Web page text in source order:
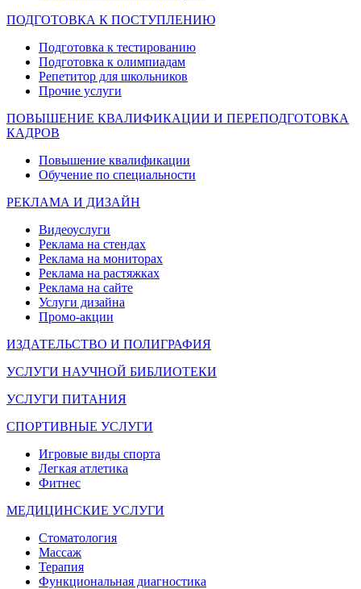
ПОДГОТОВКА К ПОСТУПЛЕНИЮ
Подготовка к тестированию
Подготовка к олимпиадам
Репетитор для школьников
Прочие услуги
ПОВЫШЕНИЕ КВАЛИФИКАЦИИ И ПЕРЕПОДГОТОВКА
КАДРОВ
Повышение квалификации
Обучение по специальности
РЕКЛАМА И ДИЗАЙН
Видеоуслуги
Реклама на стендах
Реклама на мониторах
Реклама на растяжках
Реклама на сайте
Услуги дизайна
Промо-акции
ИЗДАТЕЛЬСТВО И ПОЛИГРАФИЯ
УСЛУГИ НАУЧНОЙ БИБЛИОТЕКИ
УСЛУГИ ПИТАНИЯ
СПОРТИВНЫЕ УСЛУГИ
Игровые виды спорта
Легкая атлетика
Фитнес
МЕДИЦИНСКИЕ УСЛУГИ
Стоматология
Массаж
Терапия
Функциональная диагностика